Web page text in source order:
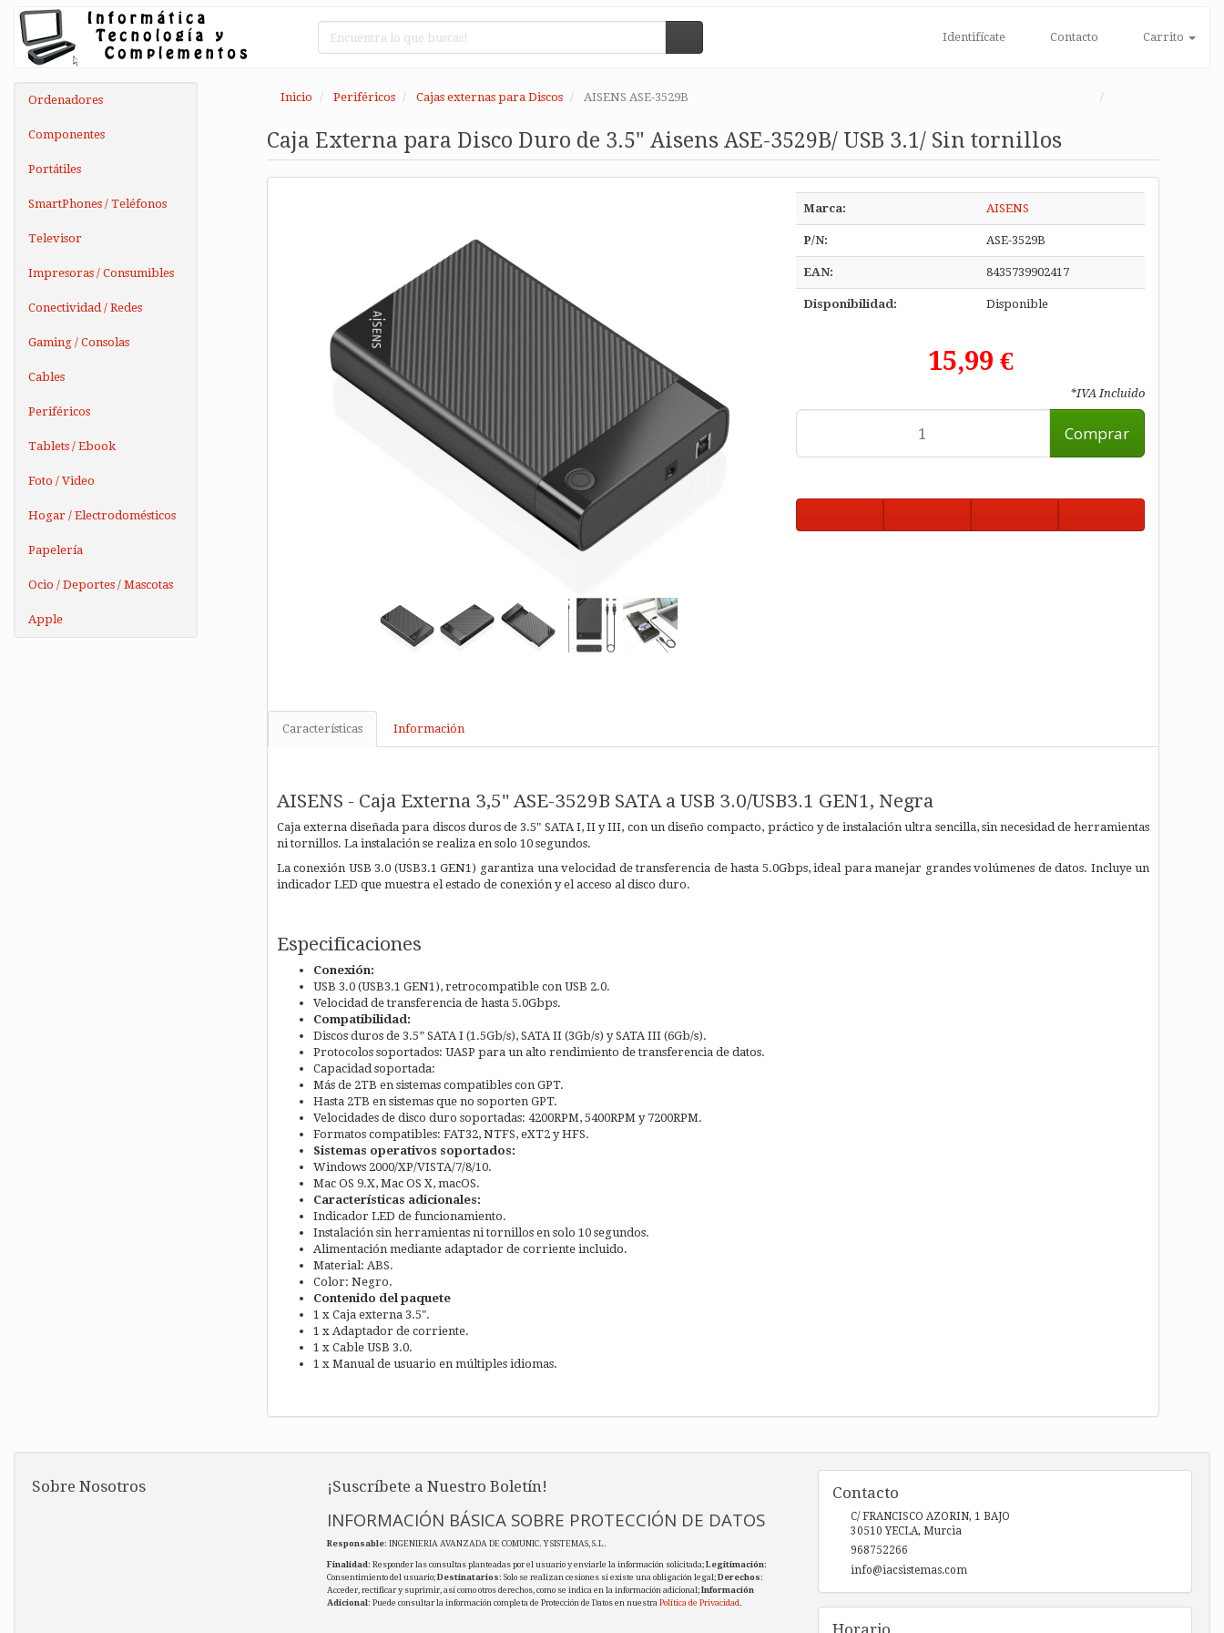
Identifícate Contacto Carrito
Ordenadores
Componentes
Portátiles
SmartPhones / Teléfonos
Televisor
Impresoras / Consumibles
Conectividad / Redes
Gaming / Consolas
Cables
Periféricos
Tablets / Ebook
Foto / Video
Hogar / Electrodomésticos
Papelería
Ocio / Deportes / Mascotas
Apple
Inicio Periféricos Cajas externas para Discos AISENS ASE-3529B
Caja Externa para Disco Duro de 3.5" Aisens ASE-3529B/ USB 3.1/ Sin tornillos
Marca: AISENS
P/N: ASE-3529B
EAN: 8435739902417
Disponibilidad: Disponible
15,99 €
*IVA Incluido
Comprar
Características Información
AISENS - Caja Externa 3,5" ASE-3529B SATA a USB 3.0/USB3.1 GEN1, Negra
Caja externa diseñada para discos duros de 3.5" SATA I, II y III, con un diseño compacto, práctico y de instalación ultra sencilla, sin necesidad de herramientas
ni tornillos. La instalación se realiza en solo 10 segundos.
La conexión USB 3.0 (USB3.1 GEN1) garantiza una velocidad de transferencia de hasta 5.0Gbps, ideal para manejar grandes volúmenes de datos. Incluye un
indicador LED que muestra el estado de conexión y el acceso al disco duro.
Especificaciones
Conexión:
USB 3.0 (USB3.1 GEN1), retrocompatible con USB 2.0.
Velocidad de transferencia de hasta 5.0Gbps.
Compatibilidad:
Discos duros de 3.5” SATA I (1.5Gb/s), SATA II (3Gb/s) y SATA III (6Gb/s).
Protocolos soportados: UASP para un alto rendimiento de transferencia de datos.
Capacidad soportada:
Más de 2TB en sistemas compatibles con GPT.
Hasta 2TB en sistemas que no soporten GPT.
Velocidades de disco duro soportadas: 4200RPM, 5400RPM y 7200RPM.
Formatos compatibles: FAT32, NTFS, eXT2 y HFS.
Sistemas operativos soportados:
Windows 2000/XP/VISTA/7/8/10.
Mac OS 9.X, Mac OS X, macOS.
Características adicionales:
Indicador LED de funcionamiento.
Instalación sin herramientas ni tornillos en solo 10 segundos.
Alimentación mediante adaptador de corriente incluido.
Material: ABS.
Color: Negro.
Contenido del paquete
1 x Caja externa 3.5".
1 x Adaptador de corriente.
1 x Cable USB 3.0.
1 x Manual de usuario en múltiples idiomas.
Sobre Nosotros ¡Suscríbete a Nuestro Boletín!
INFORMACIÓN BÁSICA SOBRE PROTECCIÓN DE DATOS
Responsable: INGENIERIA AVANZADA DE COMUNIC. Y SISTEMAS, S.L.
Finalidad: Responder las consultas planteadas por el usuario y enviarle la información solicitada;Legitimación:
Consentimiento del usuario;Destinatarios: Solo se realizan cesiones si existe una obligación legal;Derechos:
Acceder, rectificar y suprimir, así como otros derechos, como se indica en la información adicional;Información
Adicional: Puede consultar la información completa de Protección de Datos en nuestraPolítica de Privacidad.
Contacto
C/ FRANCISCO AZORIN, 1 BAJO
30510 YECLA, Murcia
968752266
info@iacsistemas.com